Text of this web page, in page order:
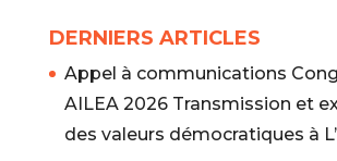
DERNIERS ARTICLES
Appel à communications
AILEA 2026 Transmission et
des valeurs démocratiques à